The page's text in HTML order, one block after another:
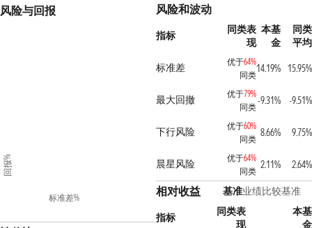
风险与回报
标准差%
回报%
风险和波动
指标
同类表
现
本基
金
同类
平均
标准差
优于64%
同类
14.19% 15.95%
最大回撤 优于79%
同类
-9.31% -9.51%
下行风险 优于60%
同类
8.66% 9.75%
晨星风险 优于64%
同类
2.11% 2.64%
相对收益 基准业绩比较基准
指标
同类表
现
本基
金